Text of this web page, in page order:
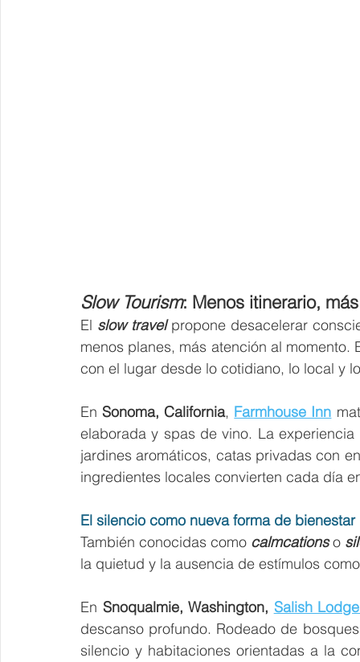
Slow Tourism: Menos itinerario,
El slow travel propone desacelerar
menos planes, más atención al
con el lugar desde lo cotidiano, lo local y
En Sonoma, California, Farmhouse Inn
elaborada y spas de vino. La
jardines aromáticos, catas privadas con
ingredientes locales convierten cada día
El silencio como nueva forma de bienestar
También conocidas como calmcations o
la quietud y la ausencia de estímulos
En Snoqualmie, Washington, Salish
descanso profundo. Rodeado de
silencio y habitaciones orientadas a la